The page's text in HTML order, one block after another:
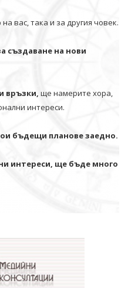
вас, така и за другия човек.
създаване на нови
връзки, ще намерите хора,
интереси.
бъдещи планове заедно.
интереси, ще бъде много